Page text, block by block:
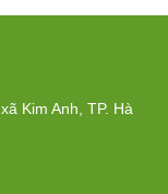
Kim Anh, TP. Hà